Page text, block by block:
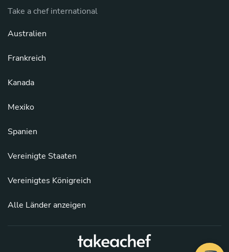
Take a chef international
Australien
Frankreich
Kanada
Mexiko
Spanien
Vereinigte Staaten
Vereinigtes Königreich
Alle Länder anzeigen